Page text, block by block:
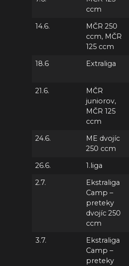
ccm
14.6.
MČR 250
ccm, MČR
125 ccm
18.6 Extraliga
21.6.
MČR
juniorov,
MČR 125
ccm
24.6.
ME dvojíc
250 ccm
26.6. 1.liga
2.7.
Ekstraliga
Camp –
preteky
dvojíc 250
ccm
3.7.
Ekstraliga
Camp –
preteky